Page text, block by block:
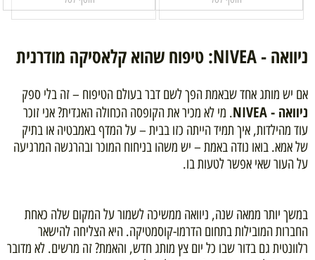
ניוואה - NIVEA: טיפוח שהוא קלאסיקה מודרנית
אם יש מותג אחד שבאמת הפך לשם דבר בעולם הטיפוח – זה בלי ספק
ניוואה - NIVEA
. מי לא מכיר את הקופסה הכחולה האגדית? אני זוכר
עוד מהילדות, איך תמיד הייתה כזו בבית – על המדף באמבטיה או בתיק
של אמא. בואו נודה באמת – יש משהו בניחוח המוכר ובהרגשה המרגיעה
על העור שאי אפשר לטעות בו.
במשך יותר ממאה שנה, ניוואה ממשיכה לשמור על המקום שלה כאחת
החברות המובילות בתחום הדרמו-קוסמטיקה. היא הצליחה להישאר
רלוונטית גם בדור שבו כל יום צץ מותג חדש, והאמת? זה מרשים. לא מדובר